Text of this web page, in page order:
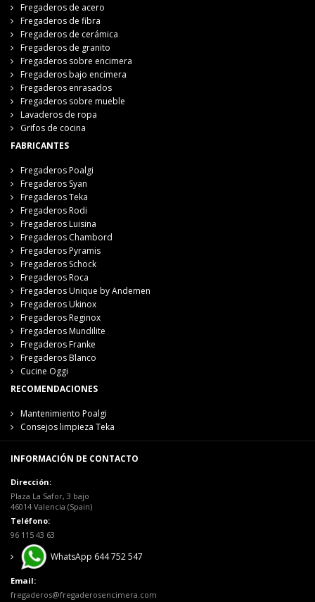
Fregaderos de acero
Fregaderos de fibra
Fregaderos de cerámica
Fregaderos de granito
Fregaderos sobre encimera
Fregaderos bajo encimera
Fregaderos enrasados
Fregaderos sobre mueble
Lavaderos de ropa
Grifos de cocina
FABRICANTES
Fregaderos Poalgi
Fregaderos Syan
Fregaderos Teka
Fregaderos Rodi
Fregaderos Luisina
Fregaderos Chambord
Fregaderos Pyramis
Fregaderos Schock
Fregaderos Roca
Fregaderos Unique by Andemen
Fregaderos Ukinox
Fregaderos Reginox
Fregaderos Mundilite
Fregaderos Franke
Fregaderos Blanco
Cucine Oggi
RECOMENDACIONES
Mantenimiento Poalgi
Consejos limpieza Teka
INFORMACIÓN DE CONTACTO
Dirección:
Plaza La Safor, 3 bajo
46014 Valencia (Spain)
Teléfono:
96 115 43 63
WhatsApp 644 752 547
Email:
fregaderos@fregaderosencimera.com